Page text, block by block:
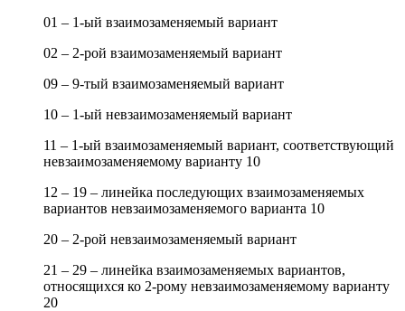
01 – 1-ый взаимозаменяемый вариант
02 – 2-рой взаимозаменяемый вариант
09 – 9-тый взаимозаменяемый вариант
10 – 1-ый невзаимозаменяемый вариант
11 – 1-ый взаимозаменяемый вариант, соответствующий
невзаимозаменяемому варианту 10
12 – 19 – линейка последующих взаимозаменяемых
вариантов невзаимозаменяемого варианта 10
20 – 2-рой невзаимозаменяемый вариант
21 – 29 – линейка взаимозаменяемых вариантов,
относящихся ко 2-рому невзаимозаменяемому варианту
20